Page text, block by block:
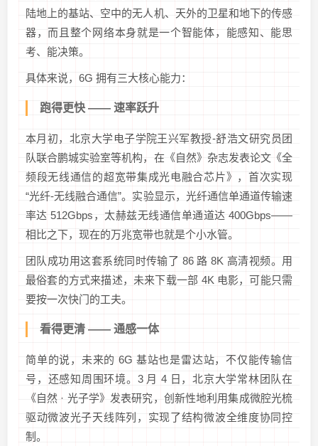
陆地上的基站、空中的无人机、天外的卫星和地下的传感
器，而且整个网络本身就是一个智能体，能感知、能思
考、能决策。
具体来说，6G 拥有三大核心能力：
跑得更快 —— 速率跃升
本月初，北京大学电子学院王兴军教授-舒浩文研究员团
队联合鹏城实验室等机构，在《自然》杂志发表论文《全
频段无线通信的超宽带集成光电融合芯片》，首次实现
“光纤-无线融合通信”。实验显示，光纤通信单通道传输速
率达 512Gbps，太赫兹无线通信单通道达 400Gbps——
相比之下，现在的万兆宽带也就是个小水管。
团队成功用这套系统同时传输了 86 路 8K 高清视频。用
最俗套的方式来描述，未来下载一部 4K 电影，可能只需
要按一次快门的工夫。
看得更清 —— 通感一体
简单的说，未来的 6G 基站也是雷达站，不仅能传输信
号，还感知周围环境。3 月 4 日，北京大学常林团队在
《自然 · 光子学》发表研究，创新性地利用集成微腔光梳
驱动微波光子天线阵列，实现了结构微波全维度协同控
制。